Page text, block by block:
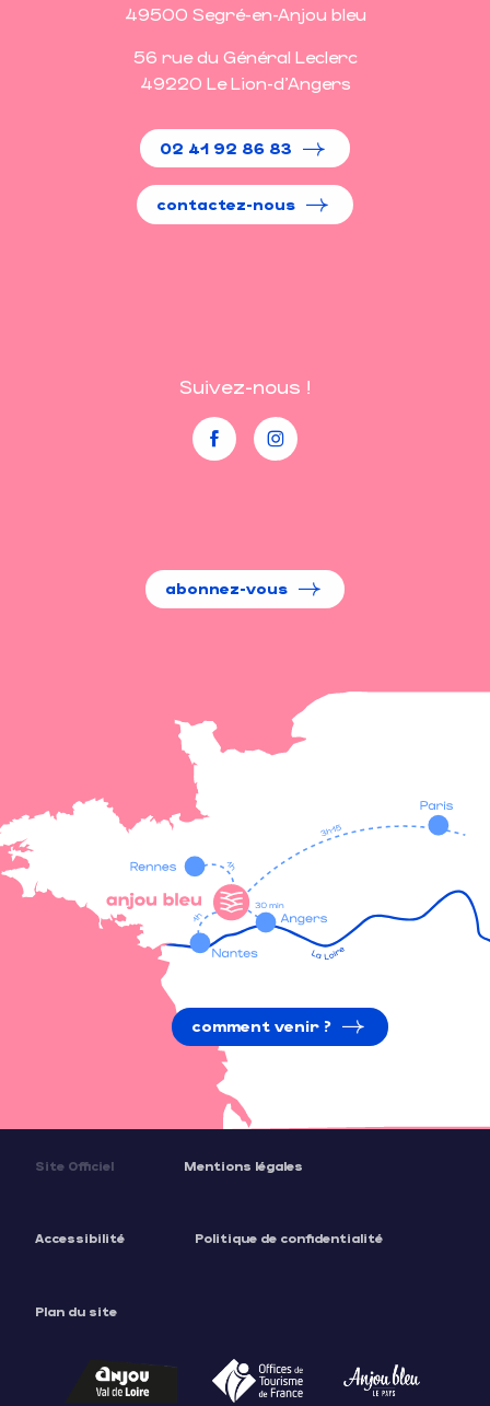
49500 Segré-en-Anjou bleu
56 rue du Général Leclerc
49220 Le Lion-d'Angers
02 41 92 86 83
contactez-nous
Suivez-nous !
abonnez-vous
comment venir ?
Site Officiel Mentions légales
Accessibilité Politique de confidentialité
Plan du site